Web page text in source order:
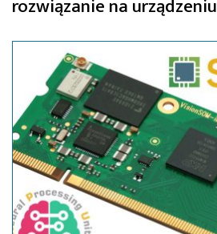
rozwiązanie na urządzeniu